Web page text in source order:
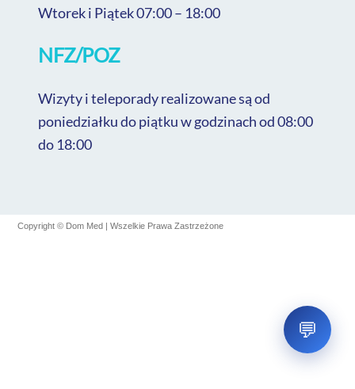
Wtorek i Piątek 07:00 – 18:00
NFZ/POZ
Wizyty i teleporady realizowane są od
poniedziałku do piątku w godzinach od 08:00
do 18:00
Copyright © Dom Med | Wszelkie Prawa Zastrzeżone
💬
DOM MED
Sprawdzanie...